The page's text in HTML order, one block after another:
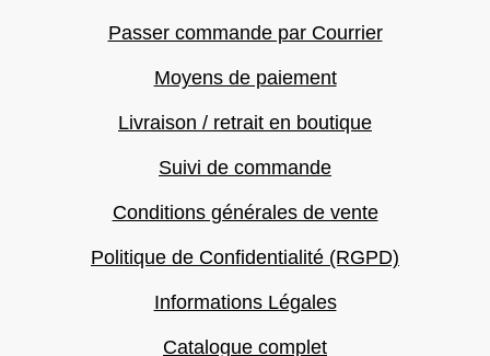
Passer commande par Courrier
Moyens de paiement
Livraison / retrait en boutique
Suivi de commande
Conditions générales de vente
Politique de Confidentialité (RGPD)
Informations Légales
Catalogue complet